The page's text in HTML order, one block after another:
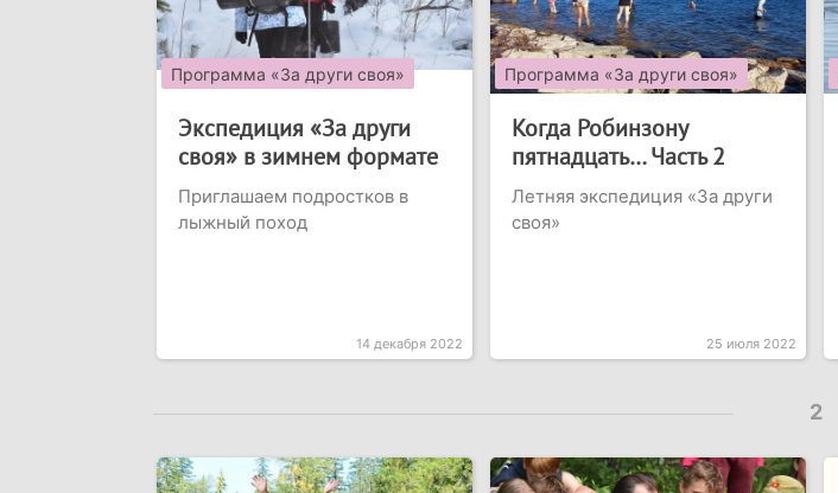
Программа «За други своя»
Экспедиция «За други
своя» в зимнем формате
Приглашаем подростков в
лыжный поход
14 декабря 2022
Программа «За други своя»
Когда Робинзону
пятнадцать… Часть 2
Летняя экспедиция «За други
своя»
25 июля 2022
2